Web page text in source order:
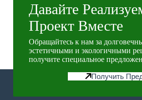
Давайте
Проект Вместе
Обращайтесь к нам за
эстетичными и экологичными
получите специальное
Получить